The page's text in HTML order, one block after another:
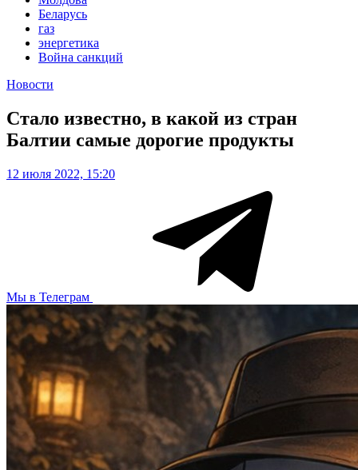
Беларусь
газ
энергетика
Война санкций
Новости
Стало известно, в какой из стран
Балтии самые дорогие продукты
12 июля 2022, 15:20
Мы в Телеграм